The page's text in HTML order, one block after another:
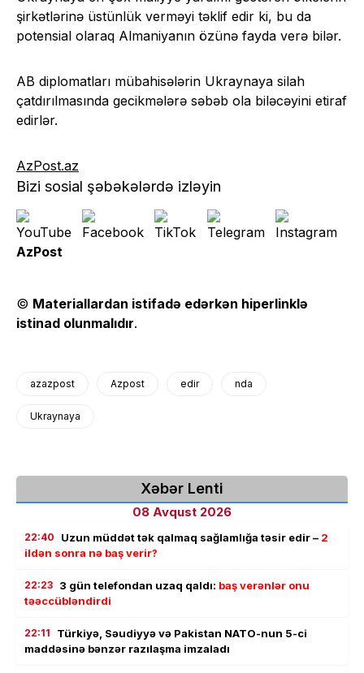
şirkətlərinə üstünlük verməyi təklif edir ki, bu da
potensial olaraq Almaniyanın özünə fayda verə bilər.
AB diplomatları mübahisələrin Ukraynaya silah
çatdırılmasında gecikmələrə səbəb ola biləcəyini etiraf
edirlər.
AzPost.az
Bizi sosial şəbəkələrdə izləyin
AzPost
© Materiallardan istifadə edərkən hiperlinklə
istinad olunmalıdır.
azazpost Azpost edir nda
Ukraynaya
Xəbər Lenti
08 Avqust 2026
22:40 Uzun müddət tək qalmaq sağlamlığa təsir edir – 2
ildən sonra nə baş verir?
22:23 3 gün telefondan uzaq qaldı: baş verənlər onu
təəccübləndirdi
22:11
Türkiyə, Səudiyyə və Pakistan NATO-nun 5-ci
maddəsinə bənzər razılaşma imzaladı